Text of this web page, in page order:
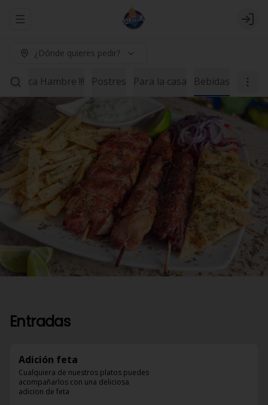
Abrir menu de navegación Login
¿Dónde quieres pedir?
Poca Hambre !!! Postres Para la casa Bebidas
Entradas
Adición feta
Cualquiera de nuestros platos puedes
acompañarlos con una deliciosa
adicion de feta